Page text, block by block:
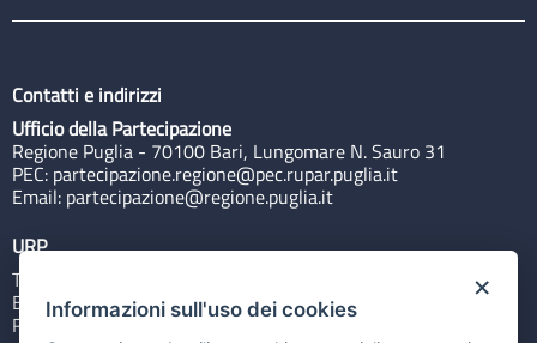
Contatti e indirizzi
Ufficio della Partecipazione
Regione Puglia - 70100 Bari, Lungomare N. Sauro 31
PEC: partecipazione.regione@pec.rupar.puglia.it
Email: partecipazione@regione.puglia.it
URP
Tel: 800713939
Email:quiregione@regione.puglia.it
Rubrica
×
Informazioni sull'uso dei cookies